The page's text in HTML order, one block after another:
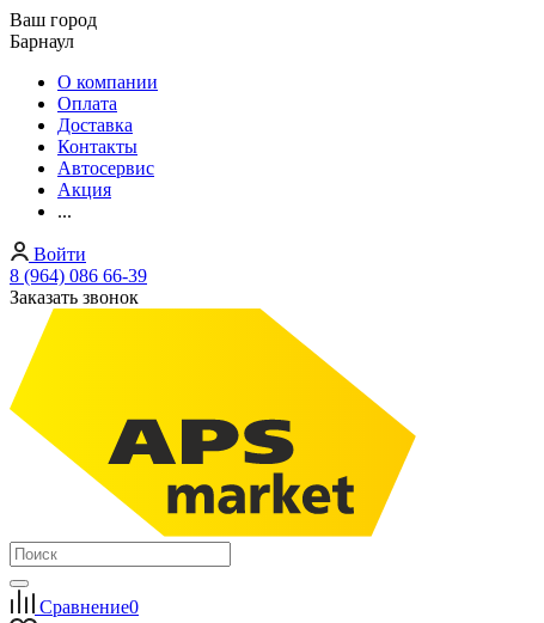
Ваш город
Барнаул
О компании
Оплата
Доставка
Контакты
Автосервис
Акция
...
Войти
8 (964) 086 66-39
Заказать звонок
Сравнение0